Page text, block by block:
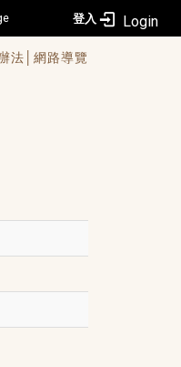
登入
法│ 網路導覽